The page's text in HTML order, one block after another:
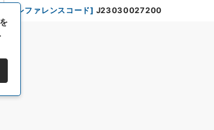
レファレンスコード] J23030027200